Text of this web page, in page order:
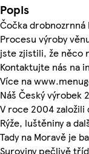
Popis
Čočka drobnozrnná
Procesu výroby
jste zjistili, že něco
Kontaktujte nás na
Více na
Náš Český výrobek
V roce 2004 založili
Rýže, luštěniny a
Tady na Moravě je
Suroviny pečlivě